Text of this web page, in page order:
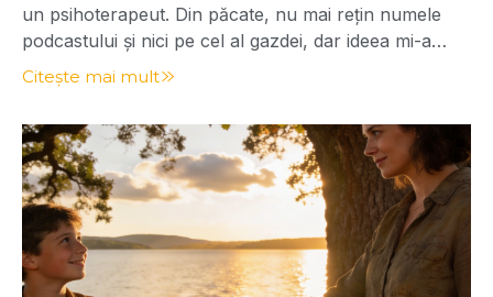
un psihoterapeut. Din păcate, nu mai rețin numele
podcastului și nici pe cel al gazdei, dar ideea mi-a
rămas în minte și a continuat să lucreze în mine.
Provocarea suna aproximativ așa: Imaginează-ți că,
în ziua în care te naști, cineva îți încredințează un om.
Îți spune […]
Citește mai mult